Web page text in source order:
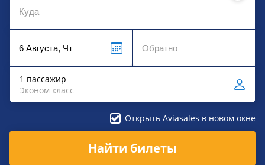
1 пассажир
Эконом класс
Открыть Aviasales в новом окне
Найти билеты